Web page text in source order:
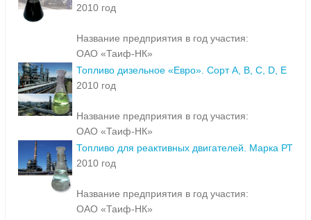
2010 год
Название предприятия в год участия:
ОАО «Таиф-НК»
Топливо дизельное «Евро». Сорт A, B, C, D, E
2010 год
Название предприятия в год участия:
ОАО «Таиф-НК»
Топливо для реактивных двигателей. Марка РТ
2010 год
Название предприятия в год участия:
ОАО «Таиф-НК»